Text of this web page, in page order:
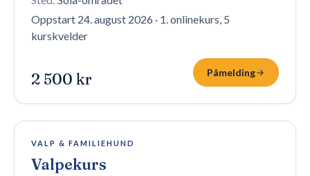
Oppstart 24. august 2026 · 1. onlinekurs, 5
kurskvelder
2 500 kr Påmelding
6 plasser igjen
VALP & FAMILIEHUND
Valpekurs